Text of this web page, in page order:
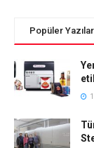
Popüler Yazılar